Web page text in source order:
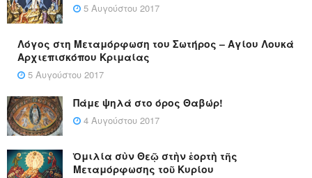
5 Αυγούστου 2017
Λόγος στη Μεταμόρφωση του Σωτήρος – Αγίου Λουκά
Αρχιεπισκόπου Κριμαίας
5 Αυγούστου 2017
Πάμε ψηλά στο όρος Θαβώρ!
4 Αυγούστου 2017
Ὁμιλία σὺν Θεῷ στὴν ἑορτὴ τῆς
Μεταμόρφωσης τοῦ Κυρίου